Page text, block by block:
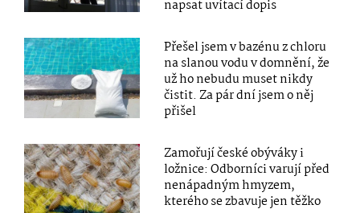
napsat uvítací dopis
Přešel jsem v bazénu z chloru
na slanou vodu v domnění, že
už ho nebudu muset nikdy
čistit. Za pár dní jsem o něj
přišel
Zamořují české obýváky i
ložnice: Odborníci varují před
nenápadným hmyzem,
kterého se zbavuje jen těžko